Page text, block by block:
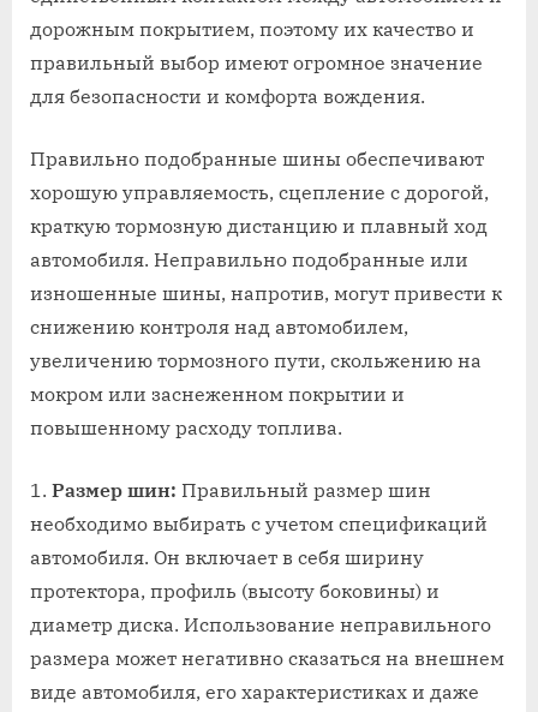
дорожным покрытием, поэтому их качество и
правильный выбор имеют огромное значение
для безопасности и комфорта вождения.
Правильно подобранные шины обеспечивают
хорошую управляемость, сцепление с дорогой,
краткую тормозную дистанцию и плавный ход
автомобиля. Неправильно подобранные или
изношенные шины, напротив, могут привести к
снижению контроля над автомобилем,
увеличению тормозного пути, скольжению на
мокром или заснеженном покрытии и
повышенному расходу топлива.
Размер шин: Правильный размер шин
необходимо выбирать с учетом спецификаций
автомобиля. Он включает в себя ширину
протектора, профиль (высоту боковины) и
диаметр диска. Использование неправильного
размера может негативно сказаться на внешнем
виде автомобиля, его характеристиках и даже